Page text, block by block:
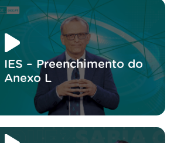
IES – Preenchimento do
Anexo L